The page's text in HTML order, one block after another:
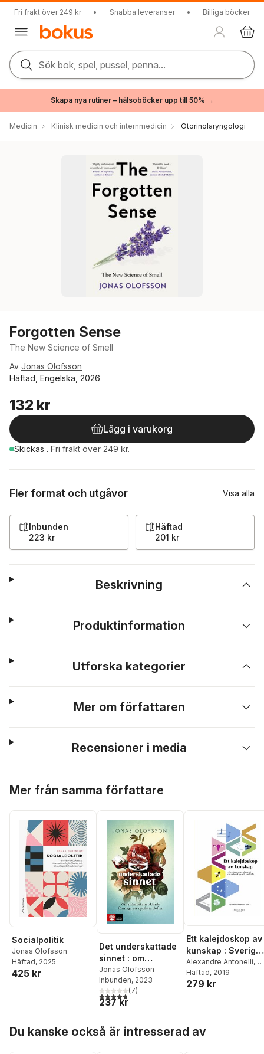
Fri frakt över 249 kr • Snabba leveranser • Billiga böcker
Sök bok, spel, pussel, penna...
Skapa nya rutiner – hälsoböcker upp till 50% →
Medicin Klinisk medicin och internmedicin Otorinolaryngologi
Forgotten Sense
The New Science of Smell
Av Jonas Olofsson
Häftad, Engelska, 2026
132 kr
Lägg i varukorg
Skickas . Fri frakt över 249 kr.
Fler format och utgåvor Visa alla
Inbunden
223 kr
Häftad
201 kr
Beskrivning
Produktinformation
Utforska kategorier
Mer om författaren
Recensioner i media
Mer från samma författare
Socialpolitik
Jonas Olofsson
Häftad, 2025
425 kr
Det underskattade
sinnet : om
människans
okända förmåga att
uppfatta dofter
Jonas Olofsson
Inbunden, 2023
4,7utav 5 stjärnor. Totalt antal röster:
(7)
237 kr
Ett kalejdoskop av
kunskap :
unga akademi om
vetenskap och
samhälle
Alexandre Antonelli,
Steffi Burchardt
Dahlstedt
Lagerström
Langum
Häftad, 2019
279 kr
Du kanske också är intresserad av